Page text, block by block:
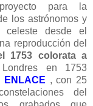
para la
los astrónomos y
celeste desde el
reproducción del
1753 colorata a
en 1753
ENLACE , con 25
del